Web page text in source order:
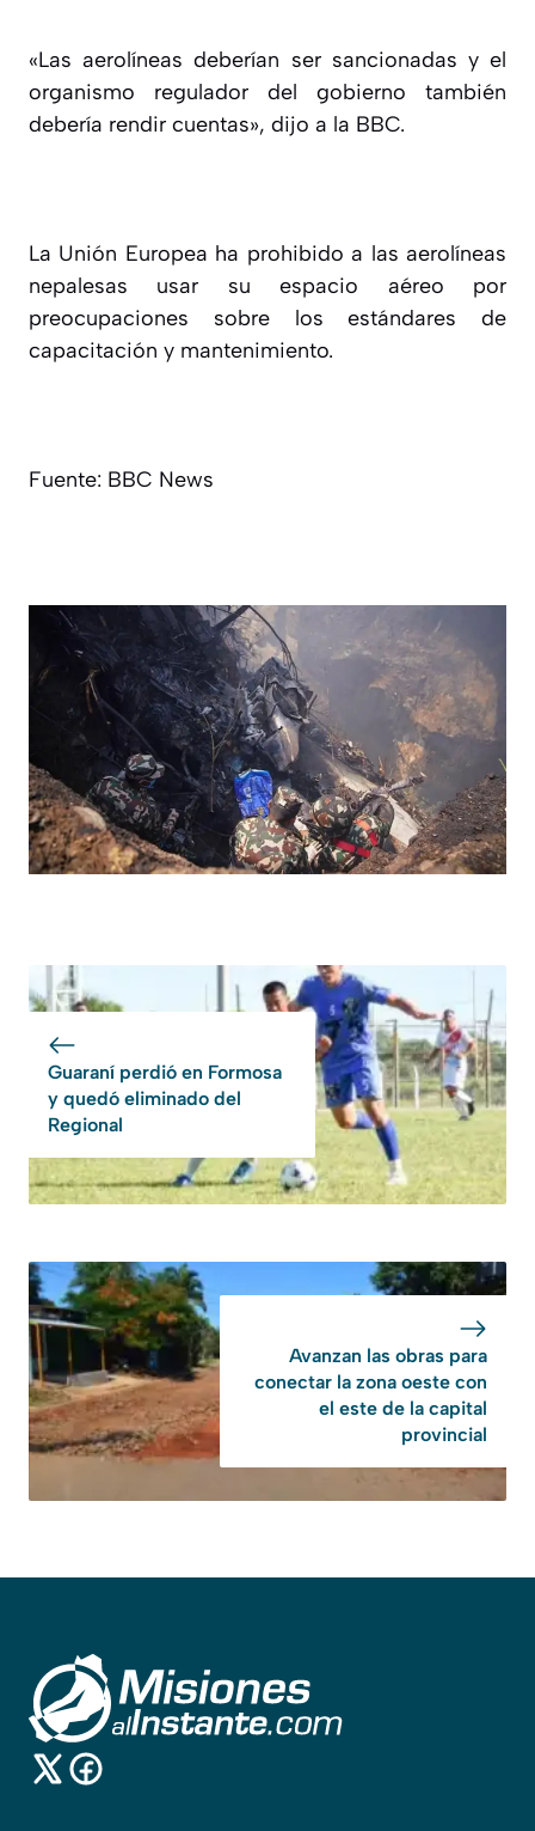
«Las aerolíneas deberían ser sancionadas y el
organismo regulador del gobierno también
debería rendir cuentas», dijo a la BBC.
La Unión Europea ha prohibido a las aerolíneas
nepalesas usar su espacio aéreo por
preocupaciones sobre los estándares de
capacitación y mantenimiento.
Fuente: BBC News
Guaraní perdió en Formosa
y quedó eliminado del
Regional
Avanzan las obras para
conectar la zona oeste con
el este de la capital
provincial